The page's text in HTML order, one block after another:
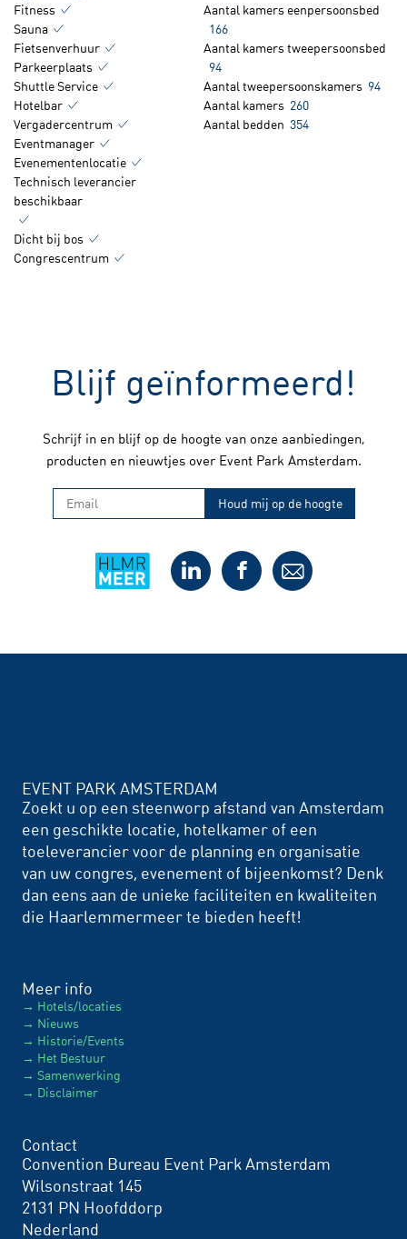
Fitness
Sauna
Fietsenverhuur
Parkeerplaats
Shuttle Service
Hotelbar
Vergadercentrum
Eventmanager
Evenementenlocatie
Technisch leverancier
beschikbaar
Dicht bij bos
Congrescentrum
Aantal kamers eenpersoonsbed
166
Aantal kamers tweepersoonsbed
94
Aantal tweepersoonskamers 94
Aantal kamers 260
Aantal bedden 354
Blijf geïnformeerd!
Schrijf in en blijf op de hoogte van onze aanbiedingen,
producten en nieuwtjes over Event Park Amsterdam.
EVENT PARK AMSTERDAM
Zoekt u op een steenworp afstand van Amsterdam
een geschikte locatie, hotelkamer of een
toeleverancier voor de planning en organisatie
van uw congres, evenement of bijeenkomst? Denk
dan eens aan de unieke faciliteiten en kwaliteiten
die Haarlemmermeer te bieden heeft!
Meer info
Hotels/locaties
Nieuws
Historie/Events
Het Bestuur
Samenwerking
Disclaimer
Contact
Convention Bureau Event Park Amsterdam
Wilsonstraat 145
2131 PN Hoofddorp
Nederland